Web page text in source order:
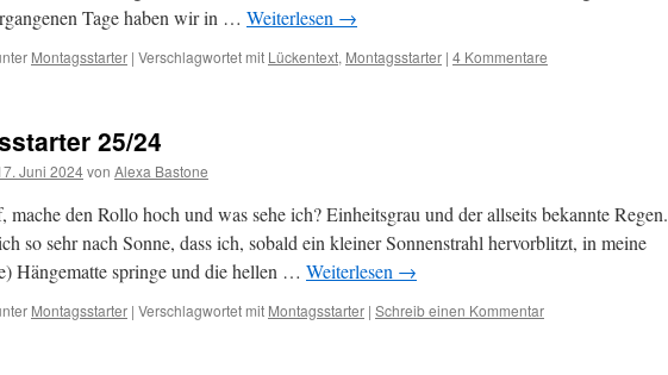
Tage haben wir in … Weiterlesen →
Montagsstarter | Verschlagwortet mit Lückentext, Montagsstarter | 4 Kommentare
25/24
Juni 2024von Alexa Bastone
mache den Rollo hoch und was sehe ich? Einheitsgrau und der allseits bekannte Regen.
so sehr nach Sonne, dass ich, sobald ein kleiner Sonnenstrahl hervorblitzt, in meine
Hängematte springe und die hellen … Weiterlesen →
Montagsstarter | Verschlagwortet mit Montagsstarter | Schreib einen Kommentar